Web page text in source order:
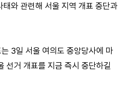
와 관련해 서울 지역 개표 중단과
3일 서울 여의도 중앙당사에 마
선거 개표를 지금 즉시 중단하길